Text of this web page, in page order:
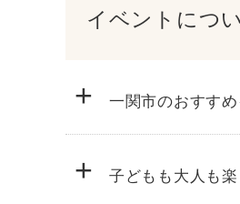
イベントにつ
+ 一関市のおすす
+ 子どもも大人も